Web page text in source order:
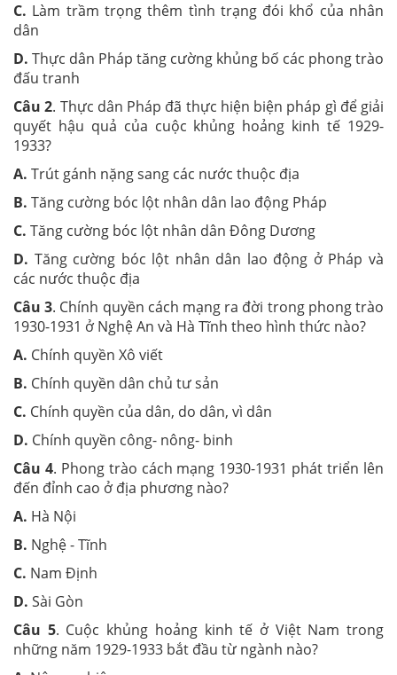
C. Làm trầm trọng thêm tình trạng đói khổ của nhân
dân
D. Thực dân Pháp tăng cường khủng bố các phong trào
đấu tranh
Câu 2. Thực dân Pháp đã thực hiện biện pháp gì để giải
quyết hậu quả của cuộc khủng hoảng kinh tế 1929-
1933?
A. Trút gánh nặng sang các nước thuộc địa
B. Tăng cường bóc lột nhân dân lao động Pháp
C. Tăng cường bóc lột nhân dân Đông Dương
D. Tăng cường bóc lột nhân dân lao động ở Pháp và
các nước thuộc địa
Câu 3. Chính quyền cách mạng ra đời trong phong trào
1930-1931 ở Nghệ An và Hà Tĩnh theo hình thức nào?
A. Chính quyền Xô viết
B. Chính quyền dân chủ tư sản
C. Chính quyền của dân, do dân, vì dân
D. Chính quyền công- nông- binh
Câu 4. Phong trào cách mạng 1930-1931 phát triển lên
đến đỉnh cao ở địa phương nào?
A. Hà Nội
B. Nghệ - Tĩnh
C. Nam Định
D. Sài Gòn
Câu 5. Cuộc khủng hoảng kinh tế ở Việt Nam trong
những năm 1929-1933 bắt đầu từ ngành nào?